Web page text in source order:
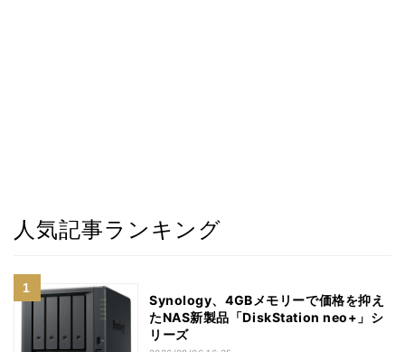
人気記事ランキング
Synology、4GBメモリーで価格を抑え
たNAS新製品「DiskStation neo+」シ
リーズ